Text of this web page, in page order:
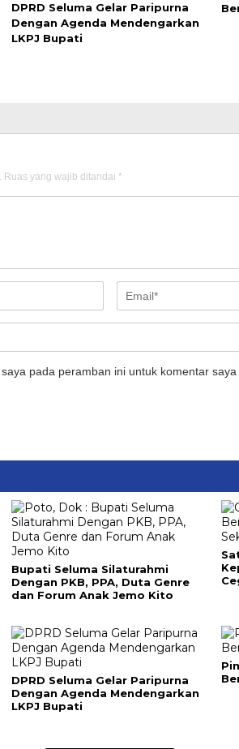
DPRD Seluma Gelar Paripurna
Dengan Agenda Mendengarkan
LKPJ Bupati
Ruas yang wajib ditandai *
pada peramban ini untuk komentar saya
Bupati Seluma Silaturahmi
Dengan PKB, PPA, Duta Genre
dan Forum Anak Jemo Kito
DPRD Seluma Gelar Paripurna
Dengan Agenda Mendengarkan
LKPJ Bupati